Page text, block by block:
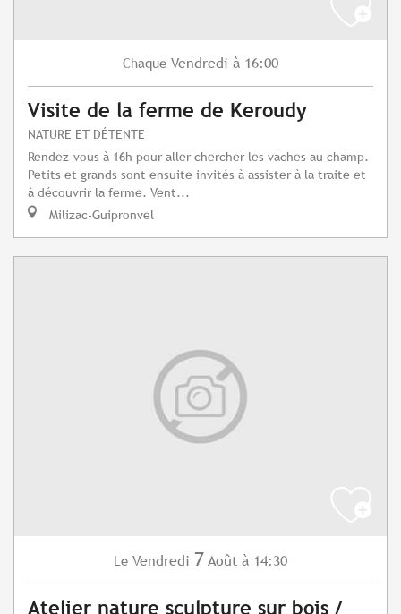
Chaque Vendredi à 16:00
Visite de la ferme de Keroudy
NATURE ET DÉTENTE
Rendez-vous à 16h pour aller chercher les vaches au champ.
Petits et grands sont ensuite invités à assister à la traite et
à découvrir la ferme. Vent...
Milizac-Guipronvel
Le Vendredi 7 Août à 14:30
Atelier nature sculpture sur bois /